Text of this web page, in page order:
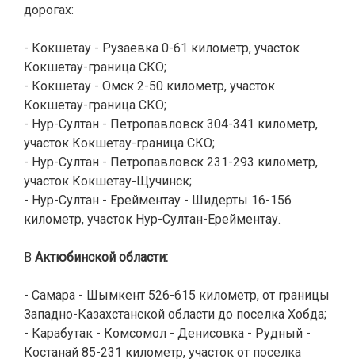
дорогах:
- Кокшетау - Рузаевка 0-61 километр, участок
Кокшетау-граница СКО;
- Кокшетау - Омск 2-50 километр, участок
Кокшетау-граница СКО;
- Нур-Султан - Петропавловск 304-341 километр,
участок Кокшетау-граница СКО;
- Нур-Султан - Петропавловск 231-293 километр,
участок Кокшетау-Щучинск;
- Нур-Султан - Ерейментау - Шидерты 16-156
километр, участок Нур-Султан-Ерейментау.
В Актюбинской области:
- Самара - Шымкент 526-615 километр, от границы
Западно-Казахстанской области до поселка Хобда;
- Карабутак - Комсомол - Денисовка - Рудный -
Костанай 85-231 километр, участок от поселка